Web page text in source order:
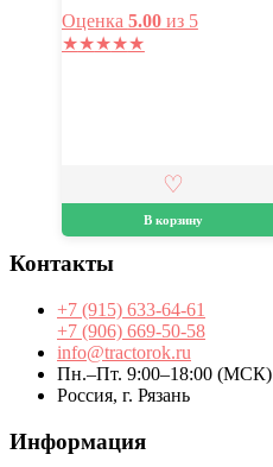
Оценка 5.00из 5
★★★★★
В корзину
Контакты
+7 (915) 633-64-61
+7 (906) 669-50-58
info@tractorok.ru
Пн.–Пт. 9:00–18:00 (МСК)
Россия, г. Рязань
Информация